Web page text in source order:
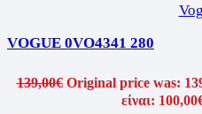
VOGUE 0VO4341 280
139,00€ Original price was:
είναι: